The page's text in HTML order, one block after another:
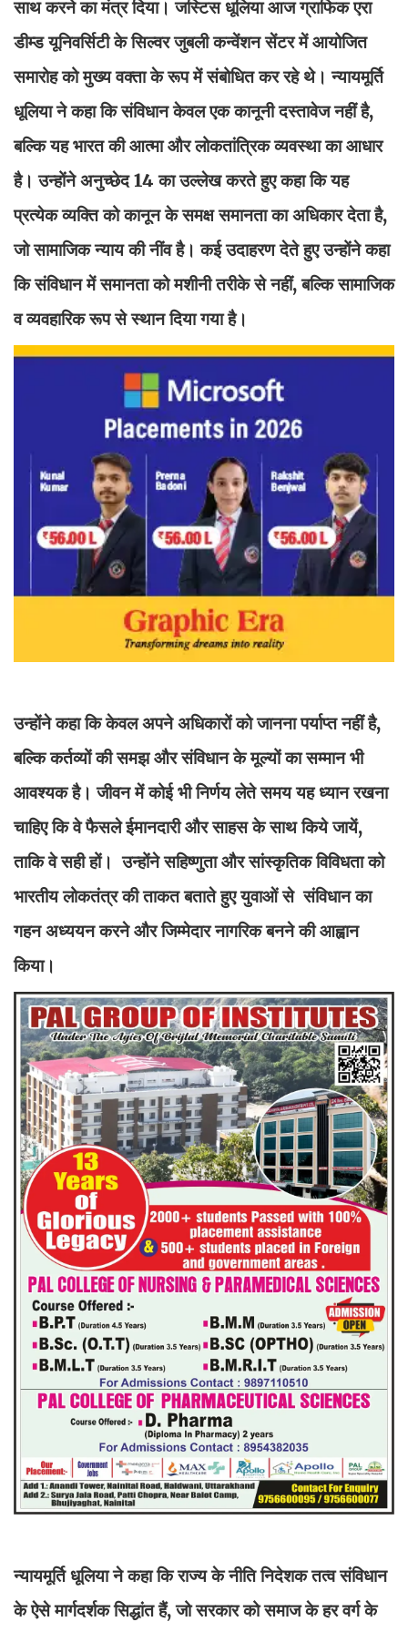
साथ करने का मंत्र दिया। जस्टिस धूलिया आज ग्राफिक एरा
डीम्ड यूनिवर्सिटी के सिल्वर जुबली कन्वेंशन सेंटर में आयोजित
समारोह को मुख्य वक्ता के रूप में संबोधित कर रहे थे। न्यायमूर्ति
धूलिया ने कहा कि संविधान केवल एक कानूनी दस्तावेज नहीं है,
बल्कि यह भारत की आत्मा और लोकतांत्रिक व्यवस्था का आधार
है। उन्होंने अनुच्छेद 14 का उल्लेख करते हुए कहा कि यह
प्रत्येक व्यक्ति को कानून के समक्ष समानता का अधिकार देता है,
जो सामाजिक न्याय की नींव है। कई उदाहरण देते हुए उन्होंने कहा
कि संविधान में समानता को मशीनी तरीके से नहीं, बल्कि सामाजिक
व व्यवहारिक रूप से स्थान दिया गया है।
उन्होंने कहा कि केवल अपने अधिकारों को जानना पर्याप्त नहीं है,
बल्कि कर्तव्यों की समझ और संविधान के मूल्यों का सम्मान भी
आवश्यक है। जीवन में कोई भी निर्णय लेते समय यह ध्यान रखना
चाहिए कि वे फैसले ईमानदारी और साहस के साथ किये जायें,
ताकि वे सही हों। उन्होंने सहिष्णुता और सांस्कृतिक विविधता को
भारतीय लोकतंत्र की ताकत बताते हुए युवाओं से संविधान का
गहन अध्ययन करने और जिम्मेदार नागरिक बनने की आह्वान
किया।
न्यायमूर्ति धूलिया ने कहा कि राज्य के नीति निदेशक तत्व संविधान
के ऐसे मार्गदर्शक सिद्धांत हैं, जो सरकार को समाज के हर वर्ग के